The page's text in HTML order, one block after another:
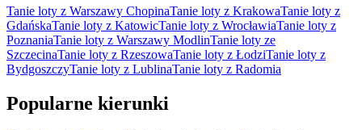
Tanie loty z Warszawy ChopinaTanie loty z KrakowaTanie loty z
GdańskaTanie loty z KatowicTanie loty z WrocławiaTanie loty z
PoznaniaTanie loty z Warszawy ModlinTanie loty ze
SzczecinaTanie loty z RzeszowaTanie loty z ŁodziTanie loty z
BydgoszczyTanie loty z LublinaTanie loty z Radomia
Popularne kierunki